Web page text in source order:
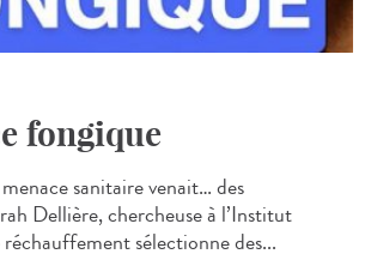
fongique
sanitaire venait… des
Dellière, chercheuse à l’Institut
sélectionne des...